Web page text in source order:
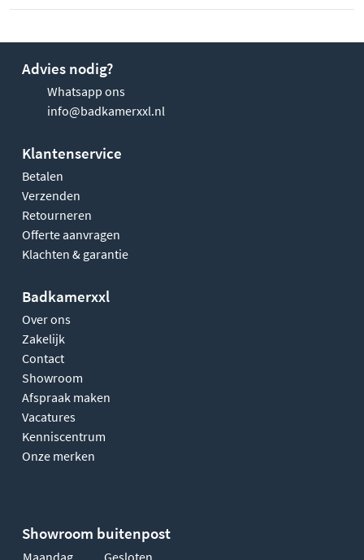
Advies nodig?
Whatsapp ons
info@badkamerxxl.nl
Klantenservice
Betalen
Verzenden
Retourneren
Offerte aanvragen
Klachten & garantie
Badkamerxxl
Over ons
Zakelijk
Contact
Showroom
Afspraak maken
Vacatures
Kenniscentrum
Onze merken
Showroom buitenpost
Maandag Gesloten